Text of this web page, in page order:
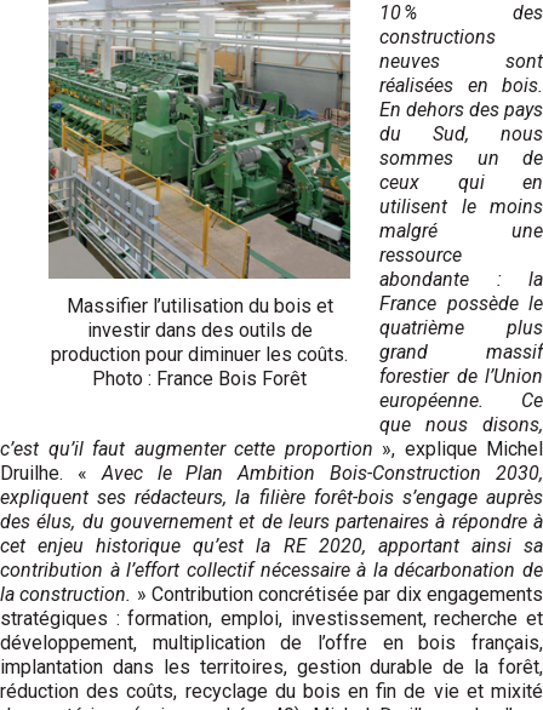
Massifier l’utilisation du bois et
investir dans des outils de
production pour diminuer les coûts.
Photo : France Bois Forêt
10 % des
constructions
neuves sont
réalisées en bois.
En dehors des pays
du Sud, nous
sommes un de
ceux qui en
utilisent le moins
malgré une
ressource
abondante : la
France possède le
quatrième plus
grand massif
forestier de l’Union
européenne. Ce
que nous disons,
c’est qu’il faut augmenter cette proportion », explique Michel
Druilhe. «Avec le Plan Ambition Bois-Construction 2030,
expliquent ses rédacteurs, la filière forêt-bois s’engage auprès
des élus, du gouvernement et de leurs partenaires à répondre à
cet enjeu historique qu’est la RE 2020, apportant ainsi sa
contribution à l’effort collectif nécessaire à la décarbonation de
la construction. » Contribution concrétisée par dix engagements
stratégiques : formation, emploi, investissement, recherche et
développement, multiplication de l’offre en bois français,
implantation dans les territoires, gestion durable de la forêt,
réduction des coûts, recyclage du bois en fin de vie et mixité